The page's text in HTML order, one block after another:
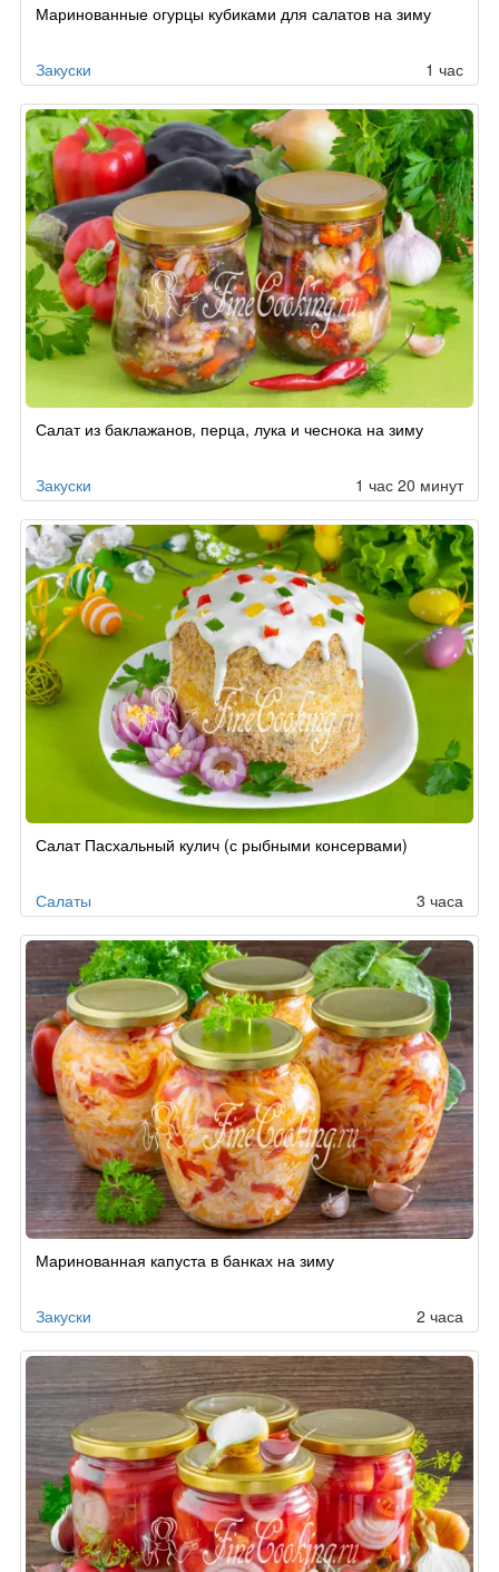
Маринованные огурцы кубиками для салатов на зиму
Закуски 1 час
Салат из баклажанов, перца, лука и чеснока на зиму
Закуски 1 час 20 минут
Салат Пасхальный кулич (с рыбными консервами)
Салаты 3 часа
Маринованная капуста в банках на зиму
Закуски 2 часа